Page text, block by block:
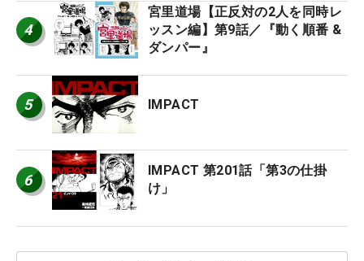
4
宮里道場【正反対の2人を同時レ
ッスン編】第9話／『動く順番 &
ダンパー』
5 IMPACT
6
IMPACT 第201話「第3の仕掛
け」